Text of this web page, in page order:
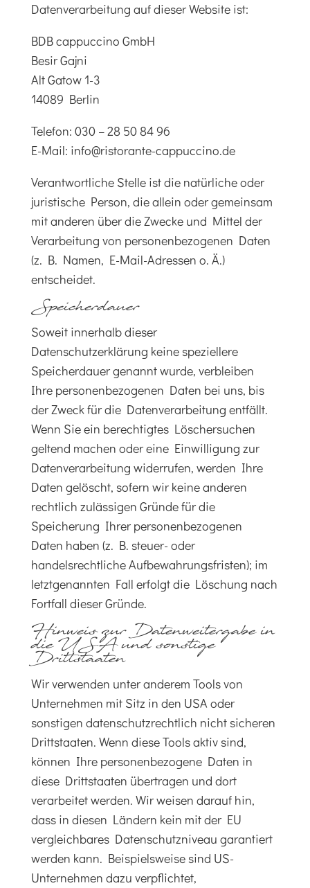
Datenverarbeitung auf dieser Website ist:
BDB cappuccino GmbH
Besir Gajni
Alt Gatow 1-3
14089 Berlin
Telefon: 030 – 28 50 84 96
E-Mail: info@ristorante-cappuccino.de
Verantwortliche Stelle ist die natürliche oder
juristische Person, die allein oder gemeinsam
mit anderen über die Zwecke und Mittel der
Verarbeitung von personenbezogenen Daten
(z. B. Namen, E-Mail-Adressen o. Ä.)
entscheidet.
Speicherdauer
Soweit innerhalb dieser
Datenschutzerklärung keine speziellere
Speicherdauer genannt wurde, verbleiben
Ihre personenbezogenen Daten bei uns, bis
der Zweck für die Datenverarbeitung entfällt.
Wenn Sie ein berechtigtes Löschersuchen
geltend machen oder eine Einwilligung zur
Datenverarbeitung widerrufen, werden Ihre
Daten gelöscht, sofern wir keine anderen
rechtlich zulässigen Gründe für die
Speicherung Ihrer personenbezogenen
Daten haben (z. B. steuer- oder
handelsrechtliche Aufbewahrungsfristen); im
letztgenannten Fall erfolgt die Löschung nach
Fortfall dieser Gründe.
Hinweis zur Datenweitergabe in
die USA und sonstige
Drittstaaten
Wir verwenden unter anderem Tools von
Unternehmen mit Sitz in den USA oder
sonstigen datenschutzrechtlich nicht sicheren
Drittstaaten. Wenn diese Tools aktiv sind,
können Ihre personenbezogene Daten in
diese Drittstaaten übertragen und dort
verarbeitet werden. Wir weisen darauf hin,
dass in diesen Ländern kein mit der EU
vergleichbares Datenschutzniveau garantiert
werden kann. Beispielsweise sind US-
Unternehmen dazu verpflichtet,